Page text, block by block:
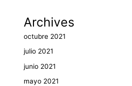
Archives
octubre 2021
julio 2021
junio 2021
mayo 2021